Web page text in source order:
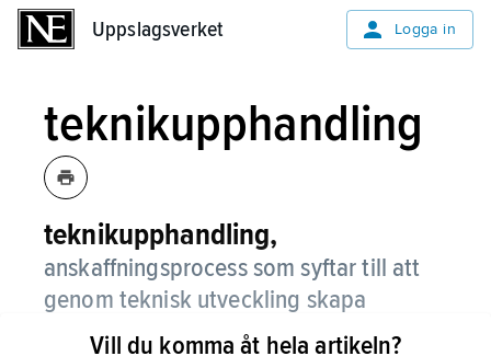
Uppslagsverket Logga in
teknikupphandling
teknikupphandling,
anskaffningsprocess som syftar till att
genom teknisk utveckling skapa
ändamålsenliga produkter.
Vill du komma åt hela artikeln?